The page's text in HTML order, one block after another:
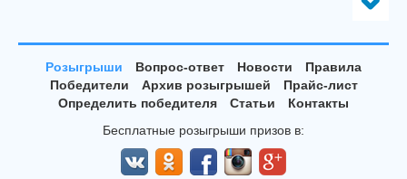
Розыгрыши Вопрос-ответ Новости
Правила
Победители
Архив розыгрышей
Прайс-лист
Определить победителя
Статьи
Контакты
Бесплатные розыгрыши призов в: